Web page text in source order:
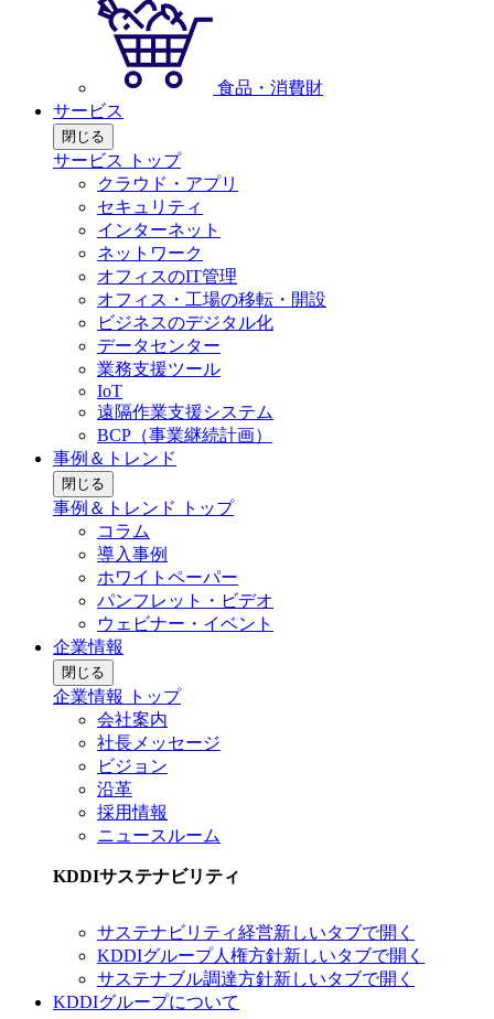
食品・消費財
サービス
閉じる
サービス トップ
クラウド・アプリ
セキュリティ
インターネット
ネットワーク
オフィスのIT管理
オフィス・工場の移転・開設
ビジネスのデジタル化
データセンター
業務支援ツール
IoT
遠隔作業支援システム
BCP（事業継続計画）
事例＆トレンド
閉じる
事例＆トレンド トップ
コラム
導入事例
ホワイトペーパー
パンフレット・ビデオ
ウェビナー・イベント
企業情報
閉じる
企業情報 トップ
会社案内
社長メッセージ
ビジョン
沿革
採用情報
ニュースルーム
KDDIサステナビリティ
サステナビリティ経営新しいタブで開く
KDDIグループ人権方針新しいタブで開く
サステナブル調達方針新しいタブで開く
KDDIグループについて